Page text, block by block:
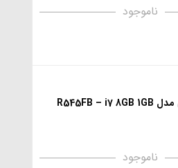
ناموجود
لپ تاپ ایسوس مدل R545FB – i7 8GB 1GB
ناموجود